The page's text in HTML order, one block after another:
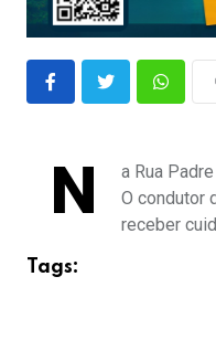
N
a Rua
O condutor
receber
Tags: